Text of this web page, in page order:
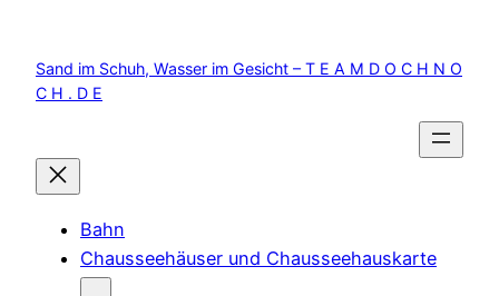
springen
Sand im Schuh, Wasser im Gesicht – T E A M D O C H N O
C H . D E
Bahn
Chausseehäuser und Chausseehauskarte